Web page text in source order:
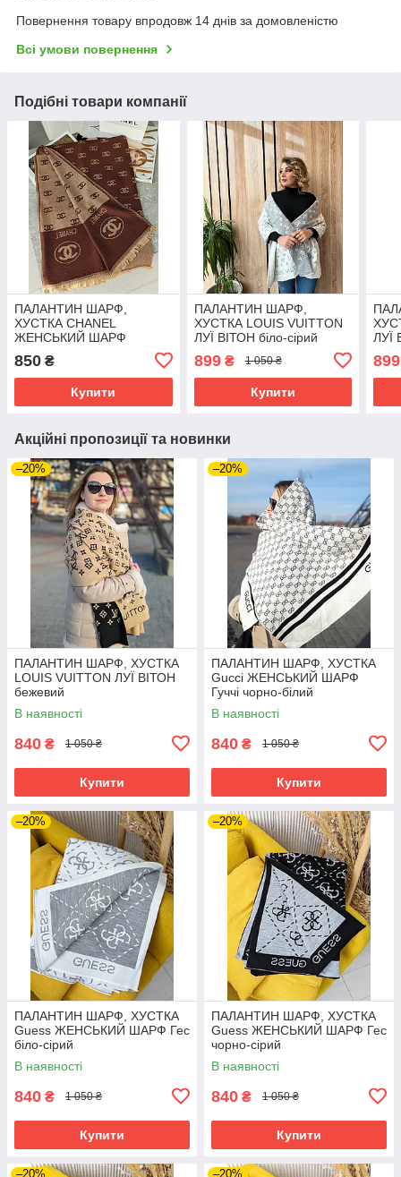
Повернення товару впродовж 14 днів за домовленістю
Всі умови повернення
Подібні товари компанії
ПАЛАНТИН ШАРФ,
ХУСТКА CHANEL
ЖЕНСЬКИЙ ШАРФ
бежевий
850 ₴
Купити
ПАЛАНТИН ШАРФ,
ХУСТКА LOUIS VUITTON
ЛУЇ ВІТОН біло-сірий
899₴ 1 050 ₴
Купити
ЛУЇ
899
Акційні пропозиції та новинки
–20%
ПАЛАНТИН ШАРФ, ХУСТКА
LOUIS VUITTON ЛУЇ ВІТОН
бежевий
В наявності
840 ₴ 1 050 ₴
Купити
–20%
ПАЛАНТИН ШАРФ, ХУСТКА
Gucci ЖЕНСЬКИЙ ШАРФ
Гуччі чорно-білий
В наявності
840 ₴ 1 050 ₴
Купити
–20%
ПАЛАНТИН ШАРФ, ХУСТКА
Guess ЖЕНСЬКИЙ ШАРФ Гес
біло-сірий
В наявності
840 ₴ 1 050 ₴
Купити
–20%
ПАЛАНТИН ШАРФ, ХУСТКА
Guess ЖЕНСЬКИЙ ШАРФ Гес
чорно-сірий
В наявності
840 ₴ 1 050 ₴
Купити
–20% –20%